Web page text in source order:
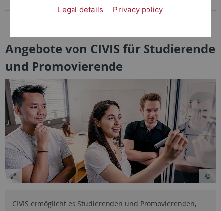
Angebote von CIVIS für Studierende
und Promovierende
CIVIS ermöglicht es Studierenden und Promovierenden,
Legal details Privacy policy